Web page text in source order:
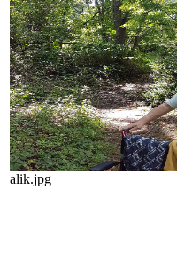
alik.jpg